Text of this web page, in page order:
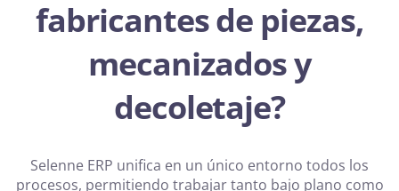
fabricantes de piezas,
mecanizados y
decoletaje?
Selenne ERP unifica en un único entorno todos los
procesos, permitiendo trabajar tanto bajo plano como